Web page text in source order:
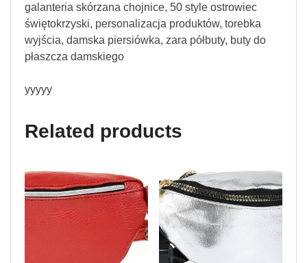
galanteria skórzana chojnice, 50 style ostrowiec
świętokrzyski, personalizacja produktów, torebka
wyjścia, damska piersiówka, zara półbuty, buty do
płaszcza damskiego
yyyyy
Related products